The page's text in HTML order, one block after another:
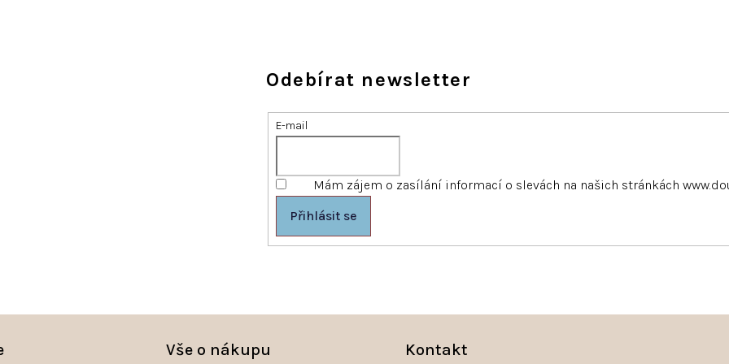
Odebírat newsletter
E-mail
Mám zájem o zasílání informací o slevách na našich stránkách
Přihlásit se
Vše o nákupu Kontakt